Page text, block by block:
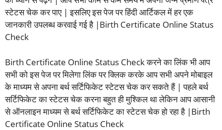
स्टेटस चेक कर पाए | इसलिए इस पेज पर हिंदी आर्टिकल में हर एक
जानकारी उपलब्ध करवाई गई है |Birth Certificate Online Status
Check
Birth Certificate Online Status Check करने का लिंक भी आप
सभी को इस पेज पर मिलेगा लिंक पर क्लिक करके आप सभी अपने मोबाइल
के माध्यम से अपना बर्थ सर्टिफिकेट स्टेटस चेक कर सकते हैं | पहले बर्थ
सर्टिफिकेट का स्टेटस चेक करना बहुत ही मुश्किल था लेकिन आप आसानी
से ऑनलाइन माध्यम से बर्थ सर्टिफिकेट का स्टेटस चेक हो रहा है |Birth
Certificate Online Status Check